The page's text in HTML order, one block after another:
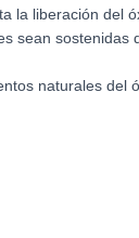
la liberación del
sean
naturales del